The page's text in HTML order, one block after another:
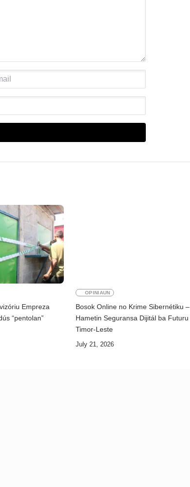
Empreza
“pentolan”
OPINIAUN
Bosok Online no Krime Sibernétiku –
Hametin Seguransa Dijitál ba Futuru
Timor-Leste
July 21, 2026